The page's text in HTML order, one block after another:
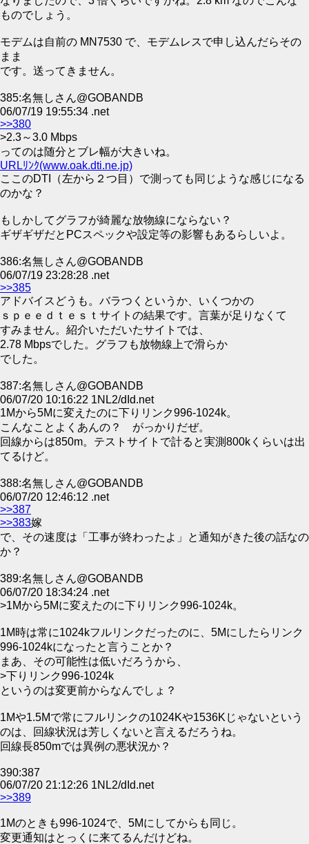
ものでしょう。
モデムは自前の MN7530 で、モデムレスで申し込んだらその
まま
です。送ってきません。
385:名無しさん@GOBANDB
06/07/19 19:55:34 .net
>>380
>2.3～3.0 Mbps
ってのは随分とブレ幅が大きいね。
URLﾘﾝｸ(www.oak.dti.ne.jp)
ここのDTI（左から２つ目）で測っても同じような感じになる
のかな？
もしかしてグラフが綺麗な放物線にならない？
ギザギザだとPCスペックや設定等の影響もあるらしいよ。
386:名無しさん@GOBANDB
06/07/19 23:28:28 .net
>>385
アドバイスどうも。バラつくというか、いくつかの
ｓｐｅｅｄｔｅｓｔサイトの結果です。言葉が足りなくて
すみません。紹介いただいたサイトでは、
2.78 Mbpsでした。グラフも放物線上で滑らか
でした。
387:名無しさん@GOBANDB
06/07/20 10:16:22 1NL2/dId.net
1Mから5Mに変えたのに下りリンク996-1024k。
こんなことよくあんの？ がっかりだぜ。
回線からは850m。テストサイトで計ると実測800kくらいは出
てるけど。
388:名無しさん@GOBANDB
06/07/20 12:46:12 .net
>>387
>>383嫁
で、その速度は「工事が終わったよ」と通知がきた後の話なの
か？
389:名無しさん@GOBANDB
06/07/20 18:34:24 .net
>1Mから5Mに変えたのに下りリンク996-1024k。
1M時は常に1024kフルリンクだったのに、5Mにしたらリンク
996-1024kになったと言うことか？
まあ、その可能性は低いだろうから、
>下りリンク996-1024k
というのは変更前からなんでしょ？
1Mや1.5Mで常にフルリンクの1024Kや1536Kじゃないという
のは、回線状況は芳しくないと言えるだろうね。
回線長850mでは異例の悪状況か？
390:387
06/07/20 21:12:26 1NL2/dId.net
>>389
1Mのときも996-1024で、5Mにしてからも同じ。
変更通知はとっくに来てるんだけどね。